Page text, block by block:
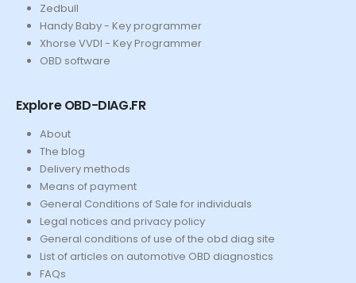
Zedbull
Handy Baby - Key programmer
Xhorse VVDI - Key Programmer
OBD software
Explore OBD-DIAG.FR
About
The blog
Delivery methods
Means of payment
General Conditions of Sale for individuals
Legal notices and privacy policy
General conditions of use of the obd diag site
List of articles on automotive OBD diagnostics
FAQs